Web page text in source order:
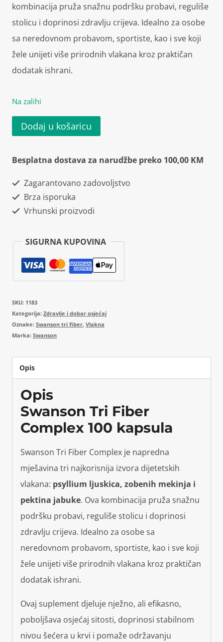
kombinacija pruža snažnu podršku probavi, reguliše
stolicu i doprinosi zdravlju crijeva. Idealno za osobe
sa neredovnom probavom, sportiste, kao i sve koji
žele unijeti više prirodnih vlakana kroz praktičan
dodatak ishrani.
Na zalihi
Swanson
Tri
Fiber
100
kapsula
Dodaj u košaricu
Besplatna dostava za narudžbe preko 100,00 KM
Zagarantovano zadovoljstvo
Brza isporuka
Vrhunski proizvodi
SIGURNA KUPOVINA
SKU: 1183
Kategorija: Zdravlje i dobar osjećaj
Oznake: Swanson tri fiber Vlakna
Marka: Swanson
Opis
Opis
Swanson Tri Fiber
Complex 100 kapsula
Swanson Tri Fiber Complex je napredna
mješavina tri najkorisnija izvora dijetetskih
vlakana: psyllium ljuskica, zobenih mekinja i
pektina jabuke. Ova kombinacija pruža snažnu
podršku probavi, reguliše stolicu i doprinosi
zdravlju crijeva. Idealno za osobe sa
neredovnom probavom, sportiste, kao i sve koji
žele unijeti više prirodnih vlakana kroz praktičan
dodatak ishrani.
Ovaj suplement djeluje nježno, ali efikasno,
poboljšava osjećaj sitosti, doprinosi stabilnom
nivou šećera u krvi i pomaže održavanju